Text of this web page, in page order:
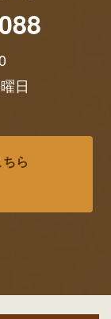
日
ら